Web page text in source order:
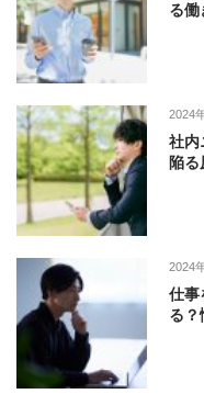
る働
2024
社内
陥
2024
仕事
る？